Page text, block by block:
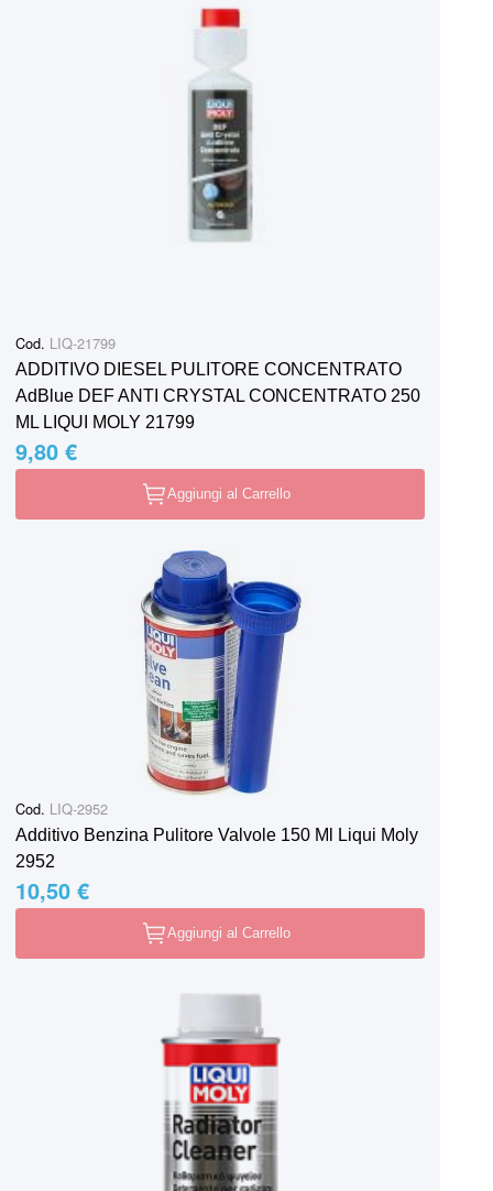
Cod. LIQ-21799
ADDITIVO DIESEL PULITORE CONCENTRATO
AdBlue DEF ANTI CRYSTAL CONCENTRATO 250
ML LIQUI MOLY 21799
9,80 €
Aggiungi al Carrello
Cod. LIQ-2952
Additivo Benzina Pulitore Valvole 150 Ml Liqui Moly
2952
10,50 €
Aggiungi al Carrello